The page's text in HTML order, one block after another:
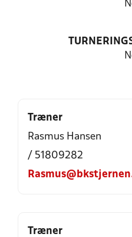
Træner
Rasmus Hansen
/ 51809282
Træner